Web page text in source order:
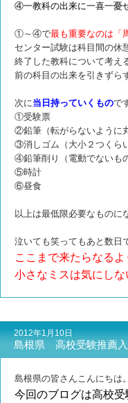
④一教科の出来に一喜一憂
①～④で最も重要なのは「
センター試験は科目間の休
終了した教科について考え
前の科目の出来を引きずら
次に当日持っていくもので
①受験票
②鉛筆（転がらないように
③消しゴム（大小２つくら
④鉛筆削り（電動でないもの
⑤時計
⑥昼食
以上は最低限必要なものに
泣いても笑ってもあと数日
ここまで来たらなるよ
小さなミスは気にしな
2012年1月10日
島根県 高校受験推薦入
島根県の皆さんこんにちは。
今回のブログは高校